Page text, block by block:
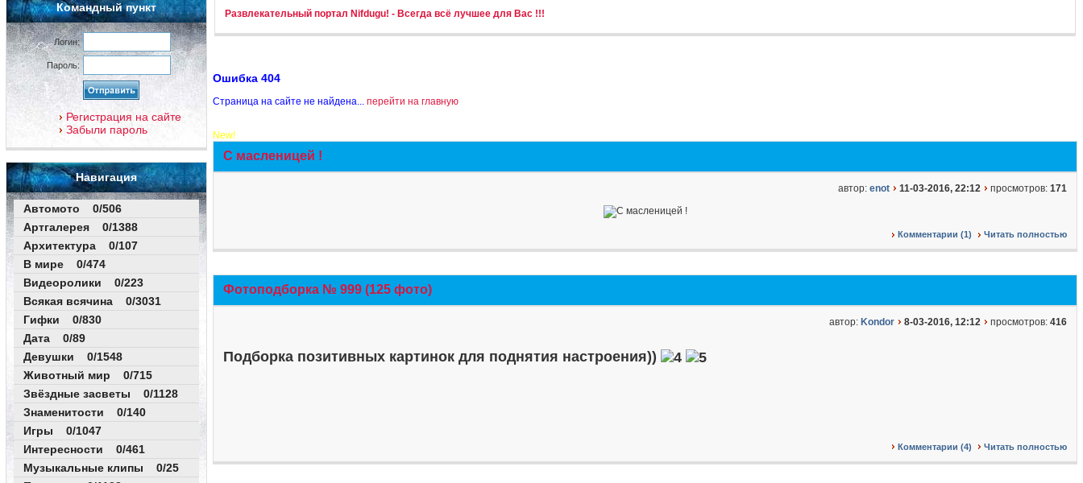
Командный пункт
Логин:
Пароль:
Регистрация на сайте
Забыли пароль
Навигация
Автомото 0/506
Артгалерея 0/1388
Архитектура 0/107
В мире 0/474
Видеоролики 0/223
Всякая всячина 0/3031
Гифки 0/830
Дата 0/89
Девушки 0/1548
Животный мир 0/715
Звёздные засветы 0/1128
Знаменитости 0/140
Игры 0/1047
Интересности 0/461
Музыкальные клипы 0/25
Развлекательный портал Nifdugu! - Всегда всё лучшее для Вас !!!
Ошибка 404
Страница на сайте не найдена... перейти на главную
New!
С масленицей !
автор: enot 11-03-2016, 22:12 просмотров: 171
Комментарии (1) Читать полностью
Фотоподборка № 999 (125 фото)
автор: Kondor 8-03-2016, 12:12 просмотров: 416
Подборка позитивных картинок для поднятия настроения))
Комментарии (4) Читать полностью